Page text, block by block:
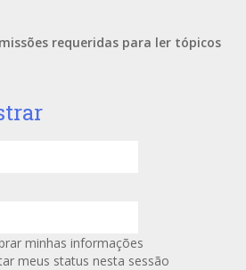
requeridas para ler tópicos
minhas informações
meus status nesta sessão